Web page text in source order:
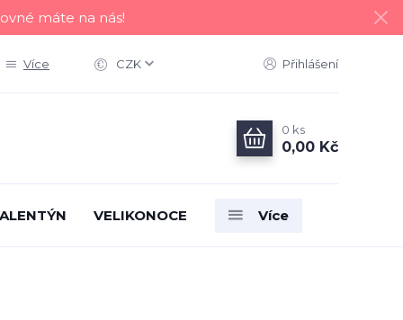
máte na nás!
Více CZK Přihlášení
0 ks
0,00 Kč
VELIKONOCE Více